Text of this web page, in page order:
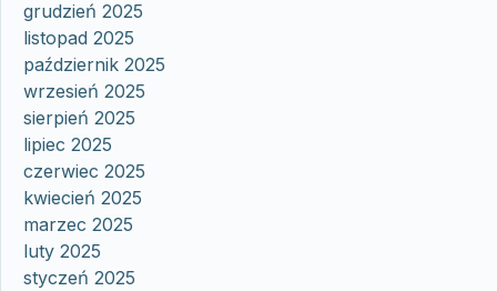
grudzień 2025
listopad 2025
październik 2025
wrzesień 2025
sierpień 2025
lipiec 2025
czerwiec 2025
kwiecień 2025
marzec 2025
luty 2025
styczeń 2025